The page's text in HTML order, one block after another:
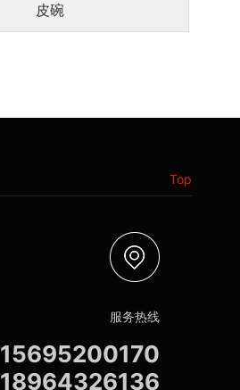
皮碗
Top
服务热线
15695200170
18964326136